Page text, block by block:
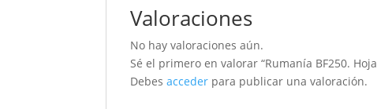
Valoraciones
No hay valoraciones aún.
Sé el primero en valorar “Rumanía BF250.
Debesacceder para publicar una valoración.